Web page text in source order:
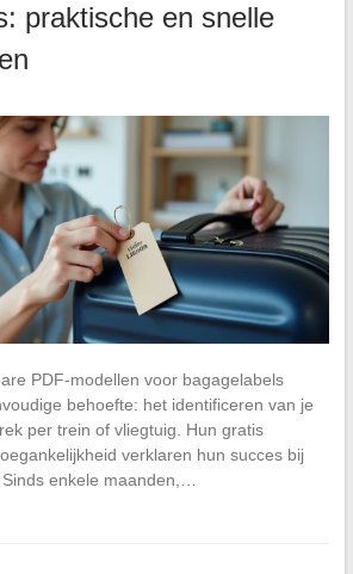
praktische en snelle
PDF-modellen voor bagagelabels
behoefte: het identificeren van je
per trein of vliegtuig. Hun gratis
verklaren hun succes bij
enkele maanden,…